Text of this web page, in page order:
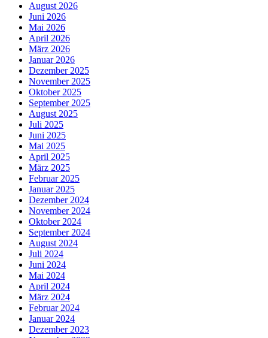
August 2026
Juni 2026
Mai 2026
April 2026
März 2026
Januar 2026
Dezember 2025
November 2025
Oktober 2025
September 2025
August 2025
Juli 2025
Juni 2025
Mai 2025
April 2025
März 2025
Februar 2025
Januar 2025
Dezember 2024
November 2024
Oktober 2024
September 2024
August 2024
Juli 2024
Juni 2024
Mai 2024
April 2024
März 2024
Februar 2024
Januar 2024
Dezember 2023